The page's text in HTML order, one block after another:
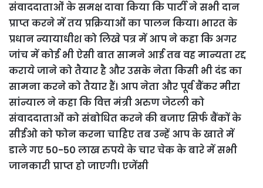
संवाददाताओं के समक्ष दावा किया कि पार्टी ने सभी दान
प्राप्त करने में तय प्रक्रियाओं का पालन किया। भारत के
प्रधान न्यायाधीश को लिखे पत्र में आप ने कहा कि अगर
जांच में कोई भी ऐसी बात सामने आई तब वह मान्यता रद्द
कराये जाने को तैयार है और उसके नेता किसी भी दंड का
सामना करने को तैयार हैं। आप नेता और पूर्व बैंकर मीरा
सांन्याल ने कहा कि वित्त मंत्री अरुण जेटली को
संवाददाताओं को संबोधित करने की बजाए सिर्फ बैंकों के
सीईओ को फोन करना चाहिए तब उन्हें आप के खाते में
डाले गए 50-50 लाख रुपये के चार चेक के बारे में सभी
जानकारी प्राप्त हो जाएगी। एजेंसी